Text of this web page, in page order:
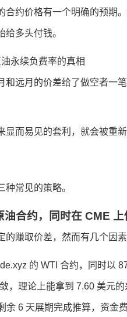
合约价格有一个明确的预期
多头付钱。
和远月的价差给了做空者一
而易见的套利，就会被重
常见的策略。
合约，同时在 CME 上
赚取价差，然而有几个因素
的 WTI 合约，同时以
，理论上能拿到 7.60 美元
余 6 天展期完成推算，资金